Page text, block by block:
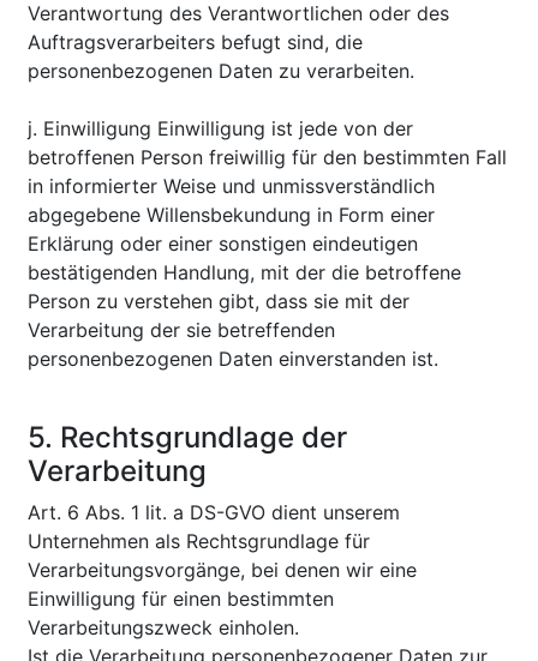
Verantwortung des Verantwortlichen oder des
Auftragsverarbeiters befugt sind, die
personenbezogenen Daten zu verarbeiten.
j. Einwilligung Einwilligung ist jede von der
betroffenen Person freiwillig für den bestimmten Fall
in informierter Weise und unmissverständlich
abgegebene Willensbekundung in Form einer
Erklärung oder einer sonstigen eindeutigen
bestätigenden Handlung, mit der die betroffene
Person zu verstehen gibt, dass sie mit der
Verarbeitung der sie betreffenden
personenbezogenen Daten einverstanden ist.
5. Rechtsgrundlage der
Verarbeitung
Art. 6 Abs. 1 lit. a DS-GVO dient unserem
Unternehmen als Rechtsgrundlage für
Verarbeitungsvorgänge, bei denen wir eine
Einwilligung für einen bestimmten
Verarbeitungszweck einholen.
Ist die Verarbeitung personenbezogener Daten zur